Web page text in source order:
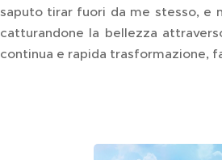
saputo tirar fuori da me stesso, e
catturandone la bellezza
continua e rapida trasformazione,